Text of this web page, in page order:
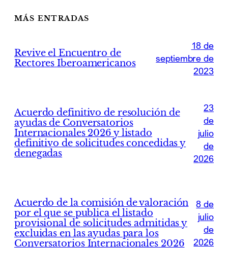
MÁS ENTRADAS
Revive el Encuentro de
Rectores Iberoamericanos
18 de
septiembre de
2023
Acuerdo definitivo de resolución de
ayudas de Conversatorios
Internacionales 2026 y listado
definitivo de solicitudes concedidas y
denegadas
23
de
julio
de
2026
Acuerdo de la comisión de valoración
por el que se publica el listado
provisional de solicitudes admitidas y
excluidas en las ayudas para los
Conversatorios Internacionales 2026
8 de
julio
de
2026